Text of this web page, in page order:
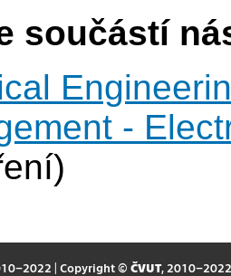
součástí
-
| Copyright © ČVUT, 2010–2022